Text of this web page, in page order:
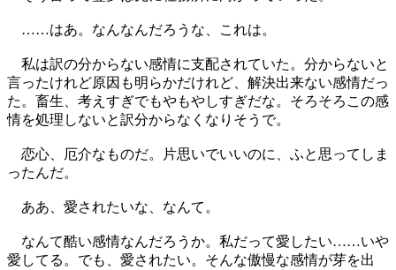
……はあ。なんなんだろうな、これは。
私は訳の分からない感情に支配されていた。分からないと
言ったけれど原因も明らかだけれど、解決出来ない感情だっ
た。畜生、考えすぎでもやもやしすぎだな。そろそろこの感
情を処理しないと訳分からなくなりそうで。
恋心、厄介なものだ。片思いでいいのに、ふと思ってしま
ったんだ。
ああ、愛されたいな、なんて。
なんて酷い感情なんだろうか。私だって愛したい……いや
愛してる。でも、愛されたい。そんな傲慢な感情が芽を出